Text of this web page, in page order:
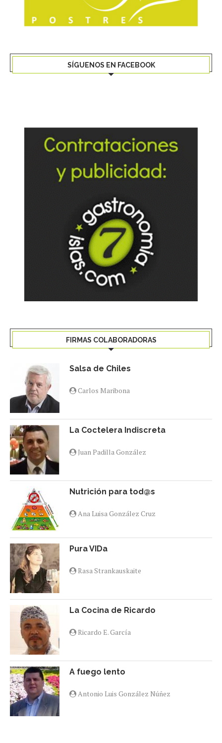
SÍGUENOS EN FACEBOOK
FIRMAS COLABORADORAS
Salsa de Chiles
Carlos Maribona
La Coctelera Indiscreta
Juan Padilla González
Nutrición para tod@s
Ana Luisa González Cruz
Pura VIDa
Rasa Strankauskaite
La Cocina de Ricardo
Ricardo E. García
A fuego lento
Antonio Luis González Núñez